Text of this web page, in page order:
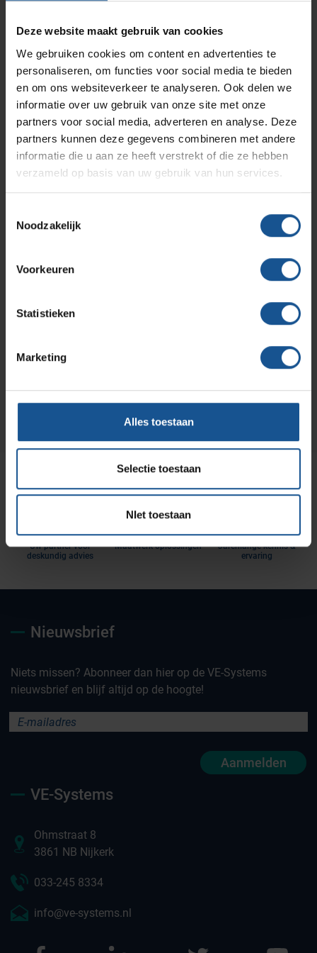
Deze website maakt gebruik van cookies
We gebruiken cookies om content en advertenties te
personaliseren, om functies voor social media te bieden
en om ons websiteverkeer te analyseren. Ook delen we
informatie over uw gebruik van onze site met onze
partners voor social media, adverteren en analyse. Deze
partners kunnen deze gegevens combineren met andere
informatie die u aan ze heeft verstrekt of die ze hebben
verzameld op basis van uw gebruik van hun services.
Noodzakelijk
Voorkeuren
Statistieken
Marketing
Alles toestaan
Selectie toestaan
NIet toestaan
opslag. De productie van maatwerk is in eigen beheer. VE-
Systems speelt zowel op standaard als specifieke
maatwerk vraagstukken snel en flexibel in op
klantspecificaties en komt daarmee tot creatieve en
efficiënte oplossingen.
Het productassortiment van VE-Systems is overzichtelijk
gerangschikt en door de handige filters vindt u snel het
juiste product binnen ons uitgebreide assortiment. Direct al
behoefte aan contact met een medewerker die kennis heeft
van uw branche? Neem dancontactmet ons op.
Offerte
Wilt u direct een vrijblijvende offerte voor dit product
Systems.
Offerte aanvragen
Uw partner voor
deskundig advies
Maatwerk oplossingen
Jarenlange kennis &
ervaring
Nieuwsbrief
Niets missen? Abonneer dan hier op de VE-Systems
nieuwsbrief en blijf altijd op de hoogte!
Aanmelden
VE-Systems
Ohmstraat 8
3861 NB Nijkerk
033-245 8334
info@ve-systems.nl
Branches
Solutions
RVS Werkplekinrichting
Productlijnen
Medische afvalverpakkingen
Infectiepreventie en hygiëne
Assortiment
Onze merken
Hammerlit
Septodry
Metro
Zarges
Contact
Ons team
Klantcases
Vacatures